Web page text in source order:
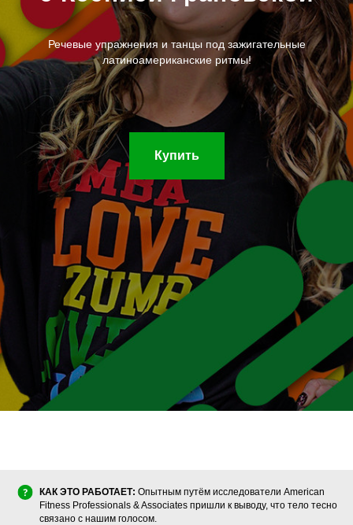
Речевые упражнения и танцы под зажигательные
латиноамериканские ритмы!
Купить
КАК ЭТО РАБОТАЕТ: Опытным путём исследователи American
Fitness Professionals & Associates пришли к выводу, что тело тесно
связано с нашим голосом.